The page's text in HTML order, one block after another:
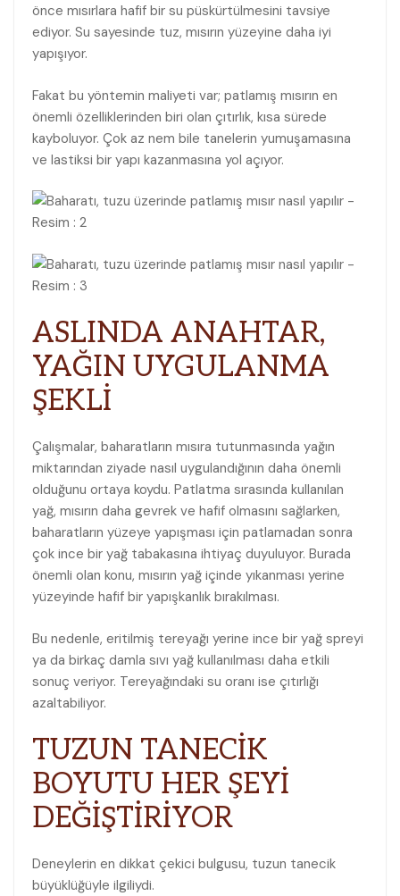
önce mısırlara hafif bir su püskürtülmesini tavsiye
ediyor. Su sayesinde tuz, mısırın yüzeyine daha iyi
yapışıyor.
Fakat bu yöntemin maliyeti var; patlamış mısırın en
önemli özelliklerinden biri olan çıtırlık, kısa sürede
kayboluyor. Çok az nem bile tanelerin yumuşamasına
ve lastiksi bir yapı kazanmasına yol açıyor.
ASLINDA ANAHTAR,
YAĞIN UYGULANMA
ŞEKLİ
Çalışmalar, baharatların mısıra tutunmasında yağın
miktarından ziyade nasıl uygulandığının daha önemli
olduğunu ortaya koydu. Patlatma sırasında kullanılan
yağ, mısırın daha gevrek ve hafif olmasını sağlarken,
baharatların yüzeye yapışması için patlamadan sonra
çok ince bir yağ tabakasına ihtiyaç duyuluyor. Burada
önemli olan konu, mısırın yağ içinde yıkanması yerine
yüzeyinde hafif bir yapışkanlık bırakılması.
Bu nedenle, eritilmiş tereyağı yerine ince bir yağ spreyi
ya da birkaç damla sıvı yağ kullanılması daha etkili
sonuç veriyor. Tereyağındaki su oranı ise çıtırlığı
azaltabiliyor.
TUZUN TANECİK
BOYUTU HER ŞEYİ
DEĞİŞTİRİYOR
Deneylerin en dikkat çekici bulgusu, tuzun tanecik
büyüklüğüyle ilgiliydi.